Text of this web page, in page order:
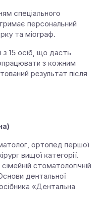
спеціального
персональний
та міограф.
з 15 осіб, що дасть
з кожним
результат після
ортопед першої
вищої категорії.
стоматологічній
дентальної
«Дентальна